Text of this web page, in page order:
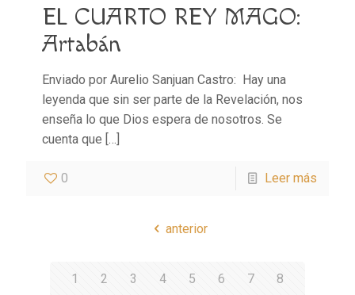
EL CUARTO REY MAGO:
Artabán
Enviado por Aurelio Sanjuan Castro: Hay una
leyenda que sin ser parte de la Revelación, nos
enseña lo que Dios espera de nosotros. Se
cuenta que […]
0 Leer más
anterior
1 2 3 4 5 6 7
8